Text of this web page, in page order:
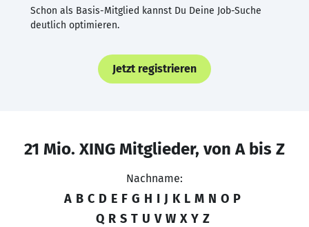
Schon als Basis-Mitglied kannst Du Deine Job-Suche
deutlich optimieren.
Jetzt registrieren
21 Mio. XING Mitglieder, von A bis Z
Nachname:
A B C D E F G H I J K L M N O P
Q R S T U V W X Y Z